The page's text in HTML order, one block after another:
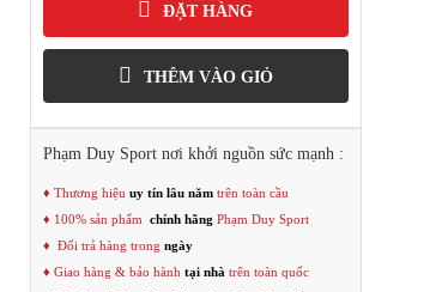
ĐẶT HÀNG
THÊM VÀO GIỎ
Phạm Duy Sport nơi khởi nguồn sức mạnh :
♦ Thương hiệu uy tín lâu nămtrên toàn cầu
♦ 100% sản phẩm chính hãng Phạm Duy Sport
♦ Đổi trả hàng trong ngày
♦ Giao hàng & bảo hành tại nhà trên toàn quốc